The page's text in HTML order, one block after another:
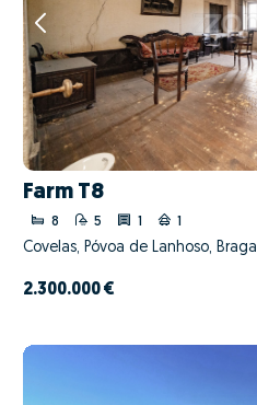
Farm T8
8 5 1 1
Covelas, Póvoa de Lanhoso, Braga
2.300.000 €